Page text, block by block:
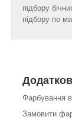
підбору
підбору по
Фарбування в
Замовити